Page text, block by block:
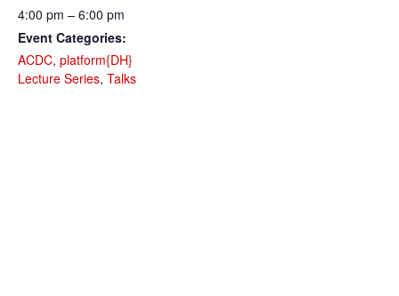
4:00 pm – 6:00 pm
Event Categories:
ACDC, platform{DH}
Lecture Series, Talks